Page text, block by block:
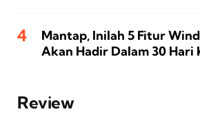
Mantap, Inilah 5 Fitur
Akan Hadir Dalam 30 Hari
Review